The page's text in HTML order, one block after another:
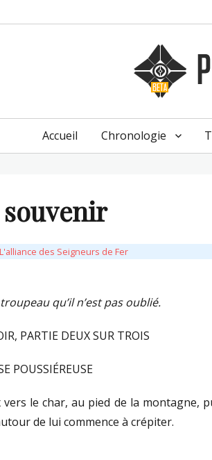
Accueil Chronologie
L'alliance des Seigneurs de Fer
qu’il n’est pas oublié.
PARTIE DEUX SUR TROIS
POUSSIÉREUSE
vers le char, au pied de la montagne,
de lui commence à crépiter.